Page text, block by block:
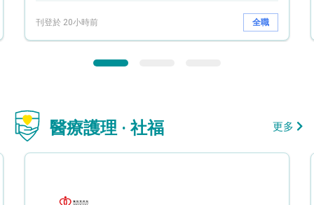
刊登於 20小時前 全職
醫療護理 · 社福 更多